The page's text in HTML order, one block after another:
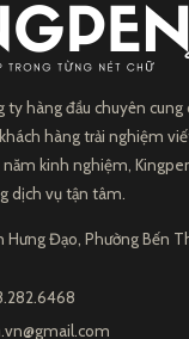
ty hàng đầu chuyên cung
hàng trải nghiệm
năm kinh nghiệm,
dịch vụ tận tâm.
Hưng Đạo, Phường Bến